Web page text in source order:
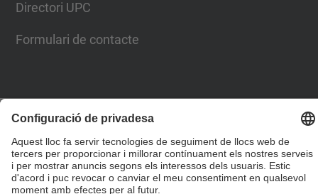
Directori UPC
Formulari de contacte
© UPCEscola Tècnica Superior d'Enginyers de Camins,
Canals i Ports de Barcelona
Desenvolupat amb